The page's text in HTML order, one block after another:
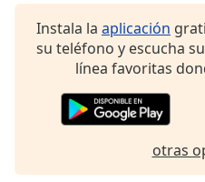
dialog
window.Instala la aplicación
su teléfono y escucha
línea favoritas
otras